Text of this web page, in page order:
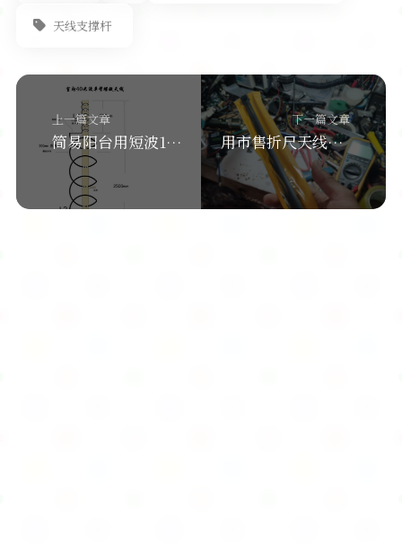
天线支撑杆
上一篇文章
简易阳台用短波10-40米段单臂螺旋天线制作
下一篇文章
用市售折尺天线改造八分之五折尺天线